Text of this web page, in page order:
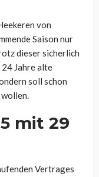
von
Saison nur
dieser sicherlich
Jahre alte
soll schon
mit 29
Vertrages